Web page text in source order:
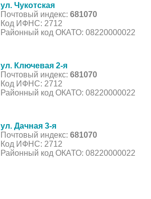
ул. Чукотская
Почтовый индекс: 681070
Код ИФНС: 2712
Районный код ОКАТО: 08220000022
ул. Ключевая 2-я
Почтовый индекс: 681070
Код ИФНС: 2712
Районный код ОКАТО: 08220000022
ул. Дачная 3-я
Почтовый индекс: 681070
Код ИФНС: 2712
Районный код ОКАТО: 08220000022